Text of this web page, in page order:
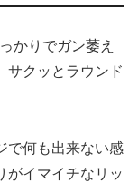
かりでガン萎え
サクッとラウンド
で何も出来ない感
がイマイチなリッ